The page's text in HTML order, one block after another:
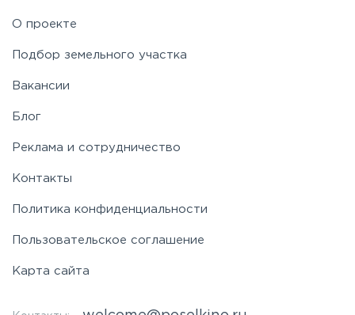
О проекте
Подбор земельного участка
Вакансии
Блог
Реклама и сотрудничество
Контакты
Политика конфиденциальности
Пользовательское соглашение
Карта сайта